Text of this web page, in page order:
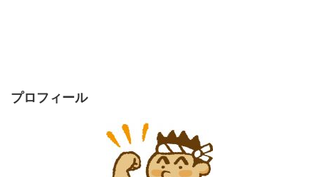
プロフィール